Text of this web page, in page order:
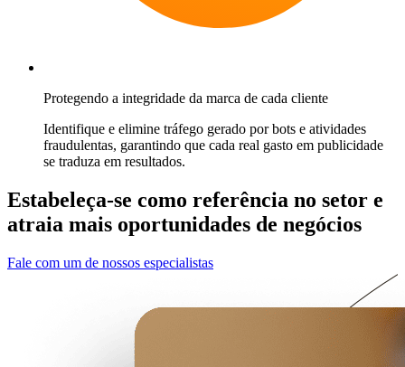
Protegendo a integridade da marca de cada cliente
Identifique e elimine tráfego gerado por bots e atividades
fraudulentas, garantindo que cada real gasto em publicidade
se traduza em resultados.
Estabeleça-se como referência no setor e
atraia mais oportunidades de negócios
Fale com um de nossos especialistas